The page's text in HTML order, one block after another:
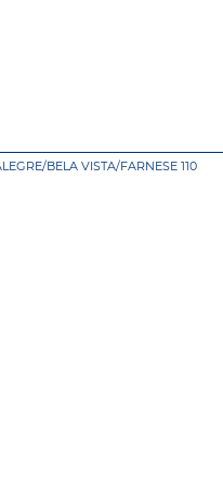
/BELA VISTA/FARNESE 110